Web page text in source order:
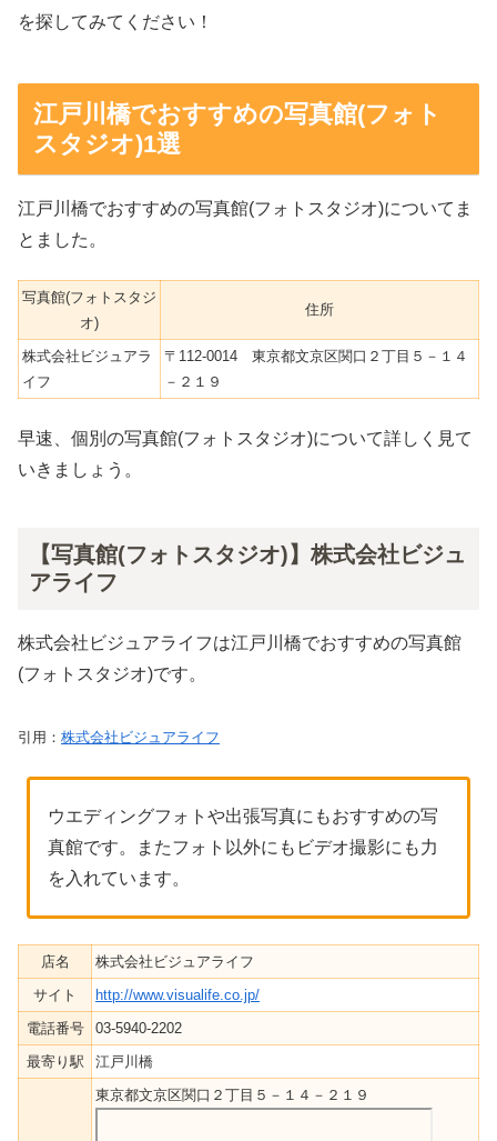
を探してみてください！
江戸川橋でおすすめの写真館(フォト
スタジオ)1選
江戸川橋でおすすめの写真館(フォトスタジオ)についてま
とました。
写真館(フォトスタジ
オ)
住所
株式会社ビジュアラ
イフ
〒112-0014 東京都文京区関口２丁目５－１４
－２１９
早速、個別の写真館(フォトスタジオ)について詳しく見て
いきましょう。
【写真館(フォトスタジオ)】株式会社ビジュ
アライフ
株式会社ビジュアライフは江戸川橋でおすすめの写真館
(フォトスタジオ)です。
引用： 株式会社ビジュアライフ
ウエディングフォトや出張写真にもおすすめの写
真館です。またフォト以外にもビデオ撮影にも力
を入れています。
店名
株式会社ビジュアライフ
サイト
http://www.visualife.co.jp/
電話番号
03-5940-2202
最寄り駅
江戸川橋
東京都文京区関口２丁目５－１４－２１９